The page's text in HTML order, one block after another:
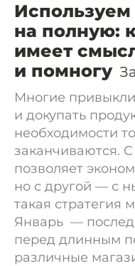
на полную:
имеет
и помногу
Многие
и докупать
необходимости
заканчиваются.
позволяет
но с другой — с
такая стратегия
Январь —
перед длинным
различные